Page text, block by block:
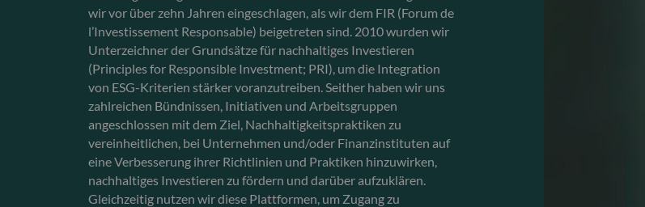
wir vor über zehn Jahren eingeschlagen, als wir dem FIR (Forum de
l’Investissement Responsable) beigetreten sind. 2010 wurden wir
Unterzeichner der Grundsätze für nachhaltiges Investieren
(Principles for Responsible Investment; PRI), um die Integration
von ESG-Kriterien stärker voranzutreiben. Seither haben wir uns
zahlreichen Bündnissen, Initiativen und Arbeitsgruppen
angeschlossen mit dem Ziel, Nachhaltigkeitspraktiken zu
vereinheitlichen, bei Unternehmen und/oder Finanzinstituten auf
eine Verbesserung ihrer Richtlinien und Praktiken hinzuwirken,
nachhaltiges Investieren zu fördern und darüber aufzuklären.
Gleichzeitig nutzen wir diese Plattformen, um Zugang zu